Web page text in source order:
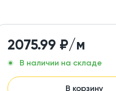
2075.99 ₽/м
В наличии на складе
В корзину